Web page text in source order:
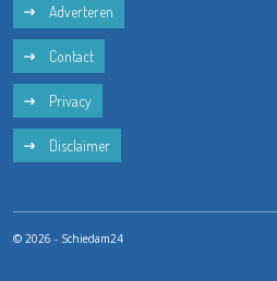
Adverteren
Contact
Privacy
Disclaimer
© 2026 - Schiedam24